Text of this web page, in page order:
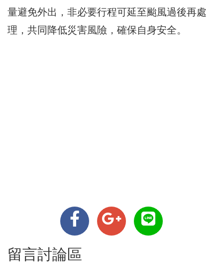
量避免外出，非必要行程可延至颱風過後再處
理，共同降低災害風險，確保自身安全。
留言討論區